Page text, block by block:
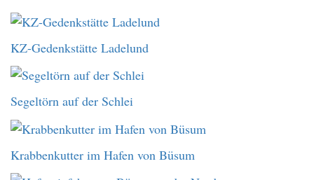
KZ-Gedenkstätte Ladelund
Segeltörn auf der Schlei
Krabbenkutter im Hafen von Büsum